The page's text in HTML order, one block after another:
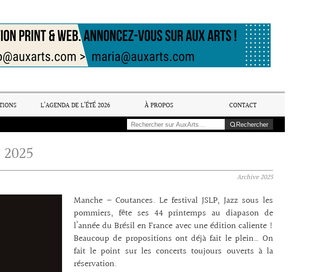
L’AGENDA DE L’ÉTÉ 2026 À PROPOS
CONTACT
Rechercher
Archive2025
Manche – Coutances. Le festival JSLP, Jazz sous les
pommiers, fête ses 44 printemps au diapason de
l’année du Brésil en France avec une édition caliente !
Beaucoup de propositions ont déjà fait le plein… On
fait le point sur les concerts toujours ouverts à la
réservation.